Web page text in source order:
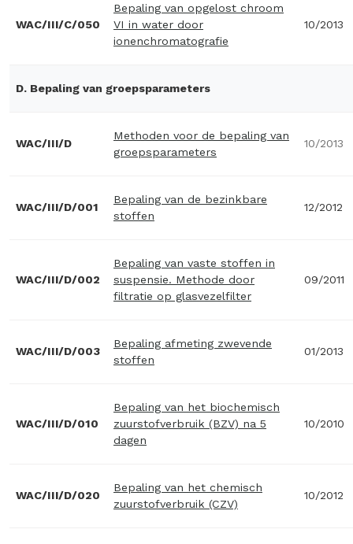
WAC/III/C/050
Bepaling van opgelost chroom
VI in water door
ionenchromatografie
10/2013
D. Bepaling van groepsparameters
WAC/III/D
Methoden voor de bepaling van
groepsparameters
10/2013
WAC/III/D/001
Bepaling van de bezinkbare
stoffen
12/2012
WAC/III/D/002
Bepaling van vaste stoffen in
suspensie. Methode door
filtratie op glasvezelfilter
09/2011
WAC/III/D/003
Bepaling afmeting zwevende
stoffen
01/2013
WAC/III/D/010
Bepaling van het biochemisch
zuurstofverbruik (BZV) na 5
dagen
10/2010
WAC/III/D/020
Bepaling van het chemisch
zuurstofverbruik (CZV)
10/2012